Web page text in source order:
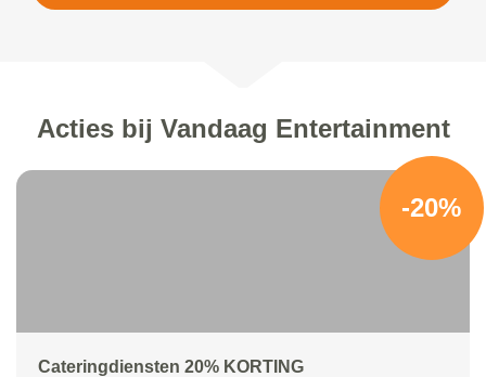
Acties bij Vandaag Entertainment
-20%
Cateringdiensten 20% KORTING